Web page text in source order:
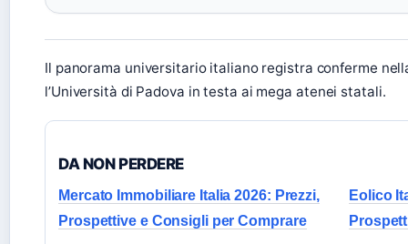
Il panorama universitario italiano registra conferme
l’Università di Padova in testa ai mega atenei statali.
DA NON PERDERE
Mercato Immobiliare Italia 2026: Prezzi,
Prospettive e Consigli per Comprare
Eolico